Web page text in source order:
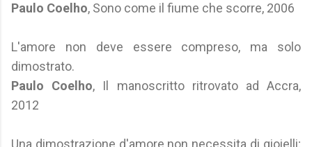
Paulo Coelho, Sono come il fiume che scorre, 2006
L'amore non deve essere compreso, ma solo
dimostrato.
Paulo Coelho, Il manoscritto ritrovato ad Accra,
2012
Una dimostrazione d'amore non necessita di gioielli;